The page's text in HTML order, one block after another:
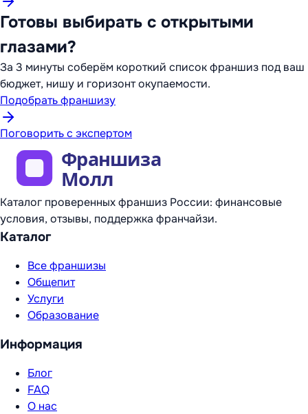
Готовы выбирать с открытыми
глазами?
За 3 минуты соберём короткий список франшиз под ваш
бюджет, нишу и горизонт окупаемости.
Подобрать франшизу
Поговорить с экспертом
Каталог проверенных франшиз России: финансовые
условия, отзывы, поддержка франчайзи.
Каталог
Все франшизы
Общепит
Услуги
Образование
Информация
Блог
FAQ
О нас